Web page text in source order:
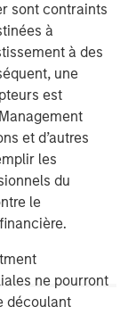
sont contraints
à
à des
une
est
et d’autres
les
du
le
ne pourront
découlant
together with
than 1,300
and $1.5
as of
long-term
to a diverse
institutions,
For further
im